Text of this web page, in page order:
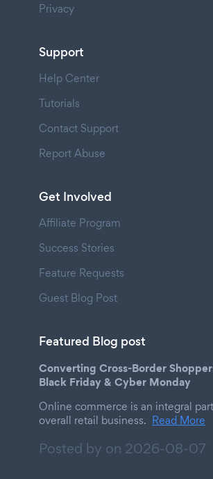
Privacy
Support
Help Center
Tutorials
Contact Support
Report Abuse
Get Involved
Affiliate Program
Success Stories
Feature Requests
Guest Blog Post
Featured Blog post
Converting Cross-Border
Black Friday & Cyber Monday
Online commerce is an integral
overall retail business. Read More
Posted by on 2026-08-07